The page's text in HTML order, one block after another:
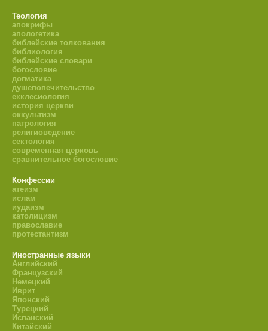
Теология
апокрифы
апологетика
библейские толкования
библиология
библейские словари
богословие
догматика
душепопечительство
екклесиология
история церкви
оккультизм
патрология
религиоведение
сектология
современная церковь
сравнительное богословие
Конфессии
атеизм
ислам
иудаизм
католицизм
православие
протестантизм
Иностранные языки
Английский
Французский
Немецкий
Иврит
Японский
Турецкий
Испанский
Китайский